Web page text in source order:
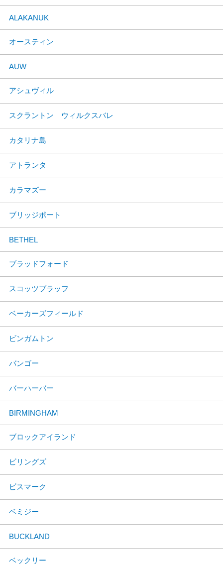
ALAKANUK
オースティン
AUW
アシュヴィル
スクラントン ウィルクスバレ
カタリナ島
アトランタ
カラマズー
ブリッジポート
BETHEL
ブラッドフォード
スコッツブラッフ
ベーカーズフィールド
ビンガムトン
バンゴー
バーハーバー
BIRMINGHAM
ブロックアイランド
ビリングズ
ビスマーク
ベミジー
BUCKLAND
ベックリー